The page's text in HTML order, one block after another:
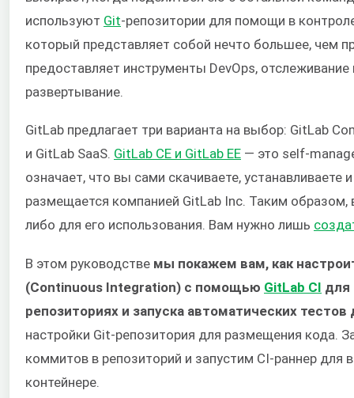
используют Git-репозитории для помощи в
который представляет собой нечто большее, чем
предоставляет инструменты DevOps,
развертывание.
GitLab предлагает три варианта на выбор: GitLab
и GitLab SaaS. GitLab CE и GitLab EE — это self-
означает, что вы сами скачиваете, устанавливаете
размещается компанией GitLab Inc. Таким образом,
либо для его использования. Вам нужно лишь
В этом руководстве мы покажем вам, как
(Continuous Integration) с помощью GitLab CI для
репозиториях и запуска автоматических
настройки Git-репозитория для размещения кода.
коммитов в репозиторий и запустим CI-раннер для
контейнере.